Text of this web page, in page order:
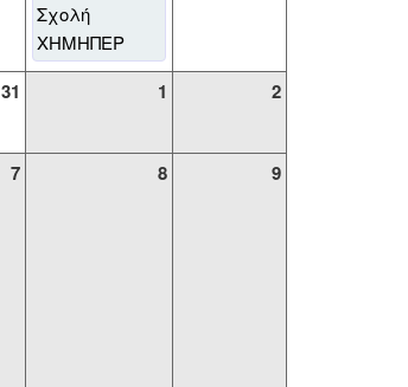
Σχολή
ΧΗΜΗΠΕΡ
31 1 2
7 8
9